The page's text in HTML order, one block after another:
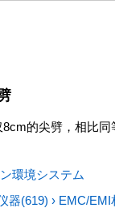
的尖劈，相比
環境システム
器(619) › EMC/EMI